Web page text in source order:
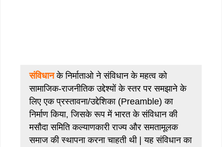
संविधानके निर्माताओ ने संविधान के महत्व को
सामाजिक-राजनीतिक उद्देश्यों के स्तर पर समझाने के
लिए एक प्रस्तावना/उद्देशिका (Preamble) का
निर्माण किया, जिसके रूप में भारत के संविधान की
मसौदा समिति कल्याणकारी राज्य और समतामूलक
समाज की स्थापना करना चाहती थी | यह संविधान का